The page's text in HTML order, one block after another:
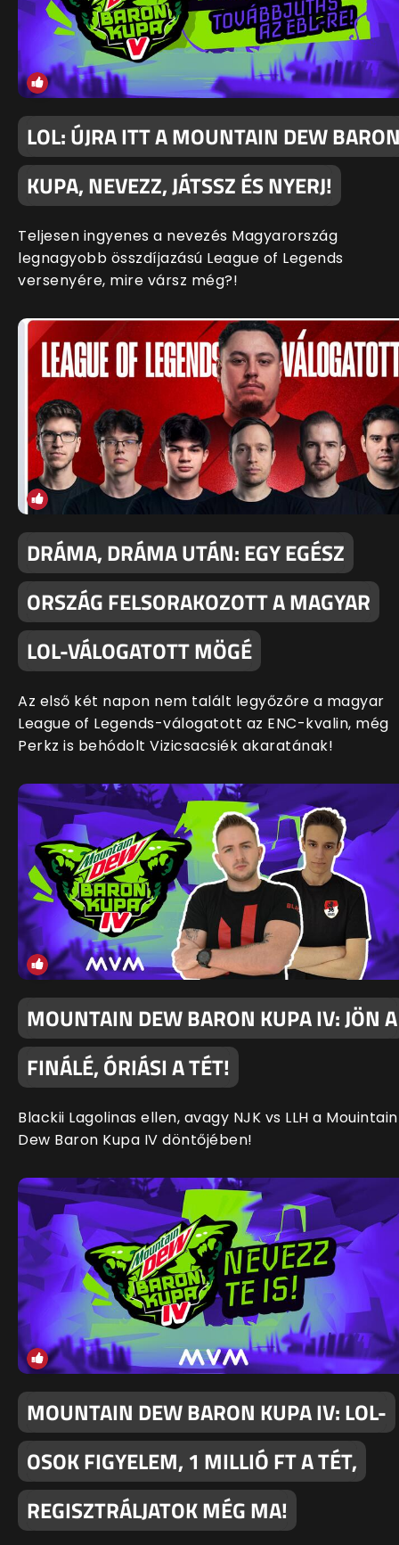
LOL: ÚJRA ITT A MOUNTAIN DEW
KUPA, NEVEZZ, JÁTSSZ ÉS NYERJ!
Teljesen ingyenes a nevezés Magyarország
legnagyobb összdíjazású League of Legends
versenyére, mire vársz még?!
DRÁMA, DRÁMA UTÁN: EGY EGÉSZ
ORSZÁG FELSORAKOZOTT A MAGYAR
LOL-VÁLOGATOTT MÖGÉ
Az első két napon nem talált legyőzőre a magyar
League of Legends-válogatott az ENC-kvalin, még
Perkz is behódolt Vizicsacsiék akaratának!
MOUNTAIN DEW BARON KUPA IV: JÖN A
FINÁLÉ, ÓRIÁSI A TÉT!
Blackii Lagolinas ellen, avagy NJK vs LLH a Mouintain
Dew Baron Kupa IV döntőjében!
MOUNTAIN DEW BARON KUPA IV: LOL-
OSOK FIGYELEM, 1 MILLIÓ FT A TÉT,
REGISZTRÁLJATOK MÉG MA!